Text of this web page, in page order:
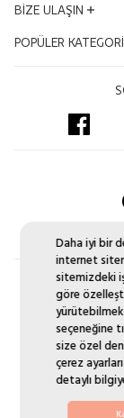
Daha iyi bir
internet
sitemizdeki
göre
seçeneğine
size özel
çerez
detaylı
Ödüllerimiz
Kampanyalar
Kurumsal Satış
Kalite ve Çevre
Çerez Politikası
Hesabım
İptal & İade Şartları
İşlem Rehberi
Site Haritası
BİZE ULAŞIN
Adres ve Konum
POPÜLER
Pırlanta Tektaş Yüzük
Zincir Kolye
Monaco Chain